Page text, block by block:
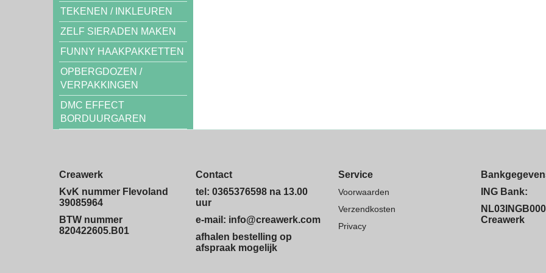
TEKENEN / INKLEUREN
ZELF SIERADEN MAKEN
FUNNY HAAKPAKKETTEN
OPBERGDOZEN /
VERPAKKINGEN
DMC EFFECT
BORDUURGAREN
Creawerk
KvK nummer Flevoland
39085964
BTW nummer
820422605.B01
Contact
tel: 0365376598 na 13.00
uur
e-mail: info@creawerk.com
afhalen bestelling op
afspraak mogelijk
Service
Voorwaarden
Verzendkosten
Privacy
ING Bank:
Creawerk